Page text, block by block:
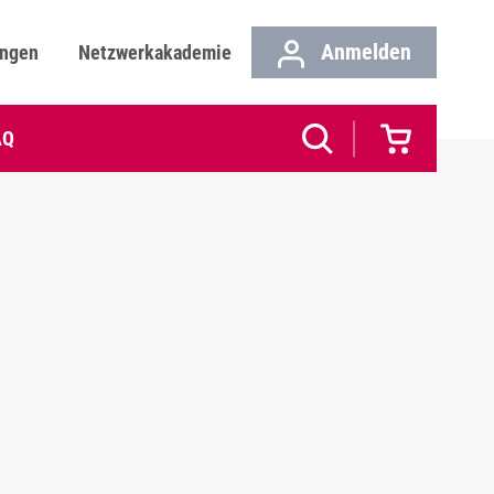
Netzwerkakademie Anmelden